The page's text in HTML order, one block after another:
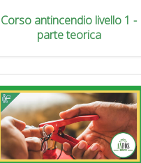
Corso antincendio livello 1 -
parte teorica